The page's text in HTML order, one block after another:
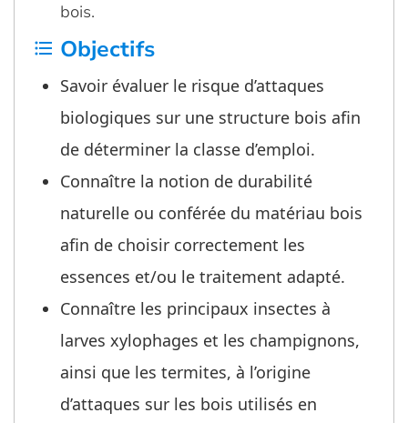
bois.
format_list_bulleted Objectifs
Savoir évaluer le risque d’attaques
biologiques sur une structure bois afin
de déterminer la classe d’emploi.
Connaître la notion de durabilité
naturelle ou conférée du matériau bois
afin de choisir correctement les
essences et/ou le traitement adapté.
Connaître les principaux insectes à
larves xylophages et les champignons,
ainsi que les termites, à l’origine
d’attaques sur les bois utilisés en